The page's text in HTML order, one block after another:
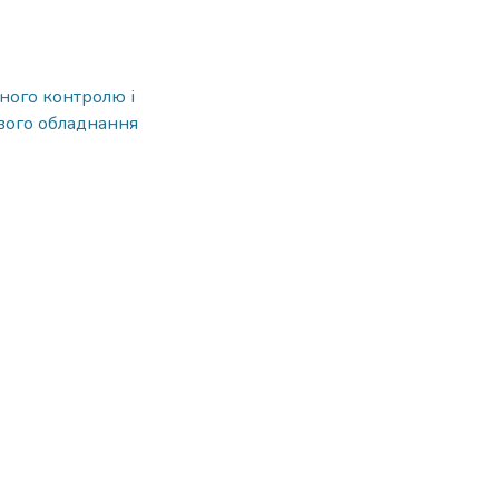
контролю і
обладнання